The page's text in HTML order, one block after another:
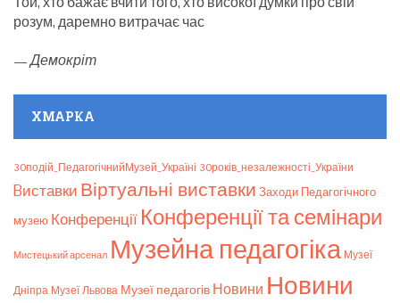
розум, даремно витрачає час
—Демокріт
ХМАРКА
30подій_ПедагогічнийМузей_Україні 30років_незалежності_України
Bиставки Віртуальні виставки Заходи Педагогічного
музею Конференції Конференції та семінари
Мистецький арсенал Музейна педагогіка Музеї
Дніпра Музеї Львова Музеї педагогів Новини Новини